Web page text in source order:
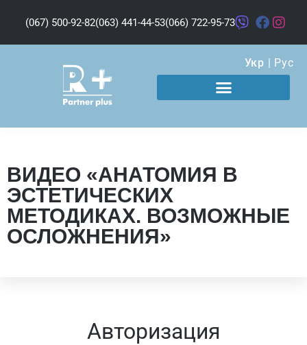
(067) 500-92-82(063) 441-44-53(066) 722-95-73
Укр | Рус
ВИДЕО «АНАТОМИЯ В
ЭСТЕТИЧЕСКИХ
МЕТОДИКАХ. ВОЗМОЖНЫЕ
ОСЛОЖНЕНИЯ»
Авторизация